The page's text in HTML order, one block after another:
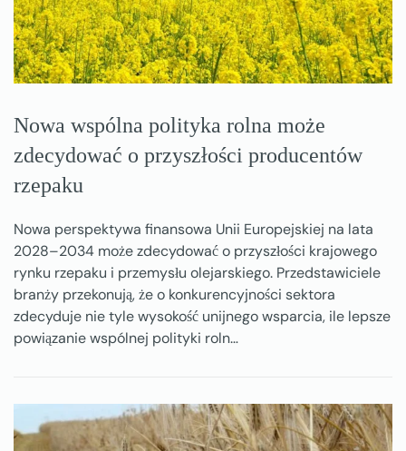
Nowa wspólna polityka rolna może
zdecydować o przyszłości producentów
rzepaku
Nowa perspektywa finansowa Unii Europejskiej na lata
2028–2034 może zdecydować o przyszłości krajowego
rynku rzepaku i przemysłu olejarskiego. Przedstawiciele
branży przekonują, że o konkurencyjności sektora
zdecyduje nie tyle wysokość unijnego wsparcia, ile lepsze
powiązanie wspólnej polityki roln…